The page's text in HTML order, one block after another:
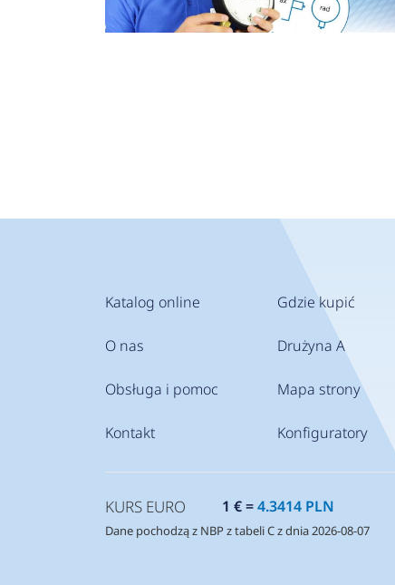
Katalog online
O nas
Obsługa i pomoc
Kontakt
Gdzie kupić
Drużyna A
Mapa strony
Konfiguratory
KURS EURO 1 € =4.3414 PLN
Dane pochodzą z NBP z tabeli C z dnia 2026-08-07